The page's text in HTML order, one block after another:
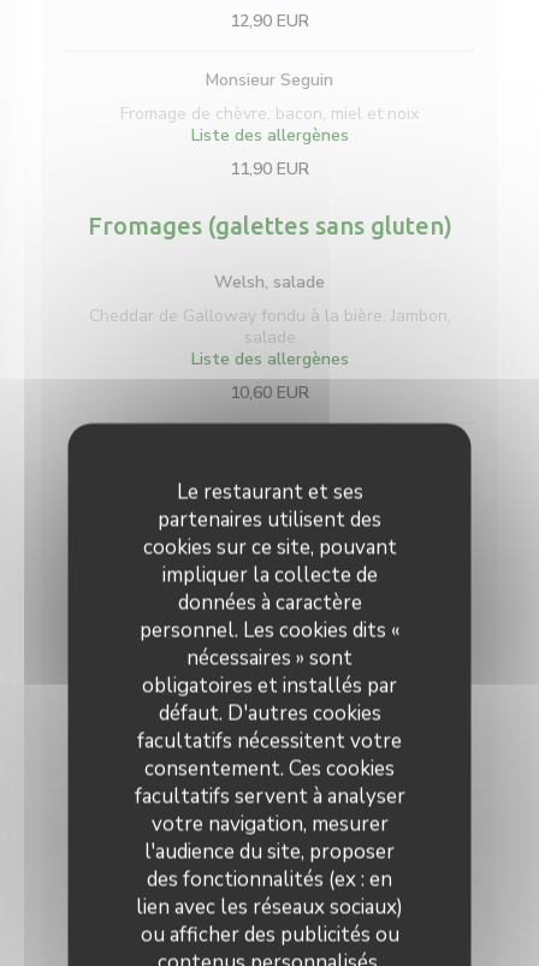
Le restaurant et ses
partenaires utilisent des
cookies sur ce site, pouvant
impliquer la collecte de
données à caractère
personnel. Les cookies dits «
nécessaires » sont
obligatoires et installés par
défaut. D'autres cookies
facultatifs nécessitent votre
consentement. Ces cookies
facultatifs servent à analyser
votre navigation, mesurer
l'audience du site, proposer
des fonctionnalités (ex : en
lien avec les réseaux sociaux)
ou afficher des publicités ou
12,90 EUR
Monsieur Seguin
Fromage de chèvre, bacon, miel et noix
Liste des allergènes
11,90 EUR
Fromages (galettes sans gluten)
Welsh, salade
Cheddar de Galloway fondu à la bière, Jambon,
salade
Liste des allergènes
10,60 EUR
8,80 EUR
Maroilles, oignons confits
Liste des allergènes
9,80 EUR
Chèvre, romarin
Liste des allergènes
8,80 EUR
Roquefort
Liste des allergènes
8,80 EUR
Roquefort, poires
Liste des allergènes